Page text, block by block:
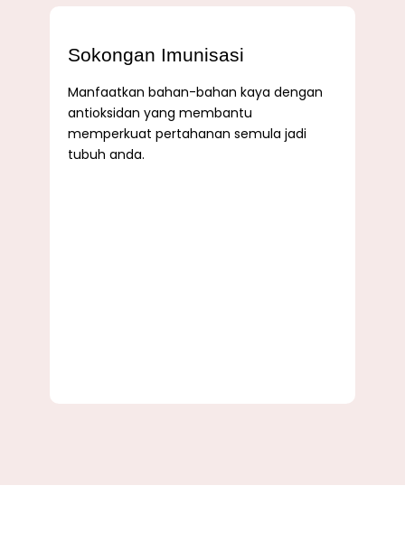
Sokongan Imunisasi
Manfaatkan bahan-bahan kaya dengan
antioksidan yang membantu
memperkuat pertahanan semula jadi
tubuh anda.